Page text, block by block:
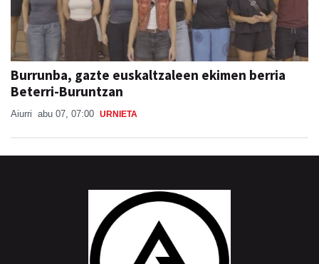
Burrunba, gazte euskaltzaleen ekimen berria
Beterri-Buruntzan
Aiurri abu 07, 07:00 URNIETA